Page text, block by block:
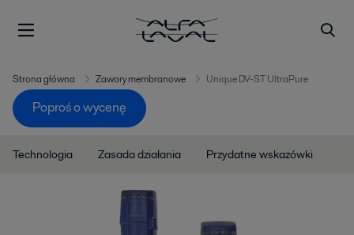
Strona główna Zawory membranowe Unique DV-ST UltraPure
Poproś o wycenę
Technologia Zasada działania Przydatne wskazówki